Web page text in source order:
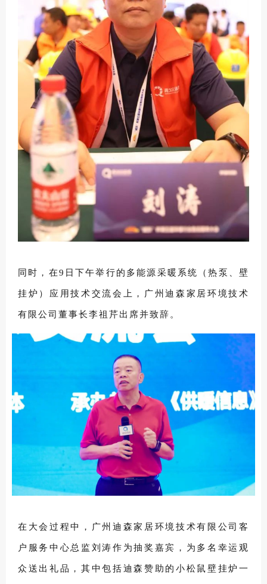
同时，在9日下午举行的多能源采暖系统（热泵、壁
挂炉）应用技术交流会上，广州迪森家居环境技术
有限公司董事长李祖芹出席并致辞。
在大会过程中，广州迪森家居环境技术有限公司客
户服务中心总监刘涛作为抽奖嘉宾，为多名幸运观
众送出礼品，其中包括迪森赞助的小松鼠壁挂炉一